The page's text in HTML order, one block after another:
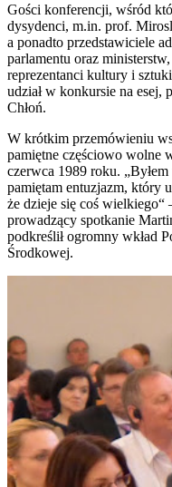
Gości konferencji, wśród
dysydenci, m.in. prof.
a ponadto przedstawiciele
parlamentu oraz
reprezentanci kultury i
udział w konkursie na esej,
Chłoń.
W krótkim przemówieniu
pamiętne częściowo wolne
czerwca 1989 roku.
pamiętam entuzjazm, który
że dzieje się coś wielkiego“
prowadzący spotkanie
podkreślił ogromny wkład
Środkowej.